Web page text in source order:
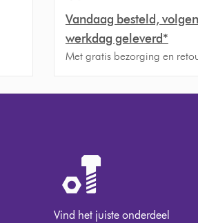
Vandaag besteld,
werkdag geleverd*
Met gratis bezorging en
Vind het juiste onderdeel